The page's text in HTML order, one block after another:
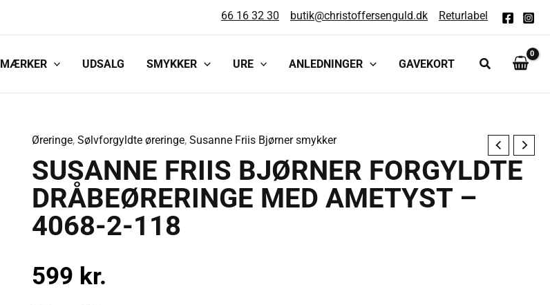
66 16 32 30 butik@christoffersenguld.dk Returlabel
MÆRKER UDSALG SMYKKER URE ANLEDNINGER GAVEKORT
Øreringe, Sølvforgyldte øreringe, Susanne Friis Bjørner smykker
SUSANNE FRIIS BJØRNER FORGYLDTE
DRÅBEØRERINGE MED AMETYST –
4068-2-118
599 kr.
SUSANNE
FRIIS
BJØRNER
FORGYLDTE
DRÅBEØRERINGE
AMETYST
-